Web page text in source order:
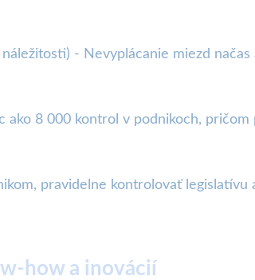
- Nevyplácanie miezd
8 000 kontrol v podnikoch,
pravidelne kontrolovať legislatívu
how a inovácií